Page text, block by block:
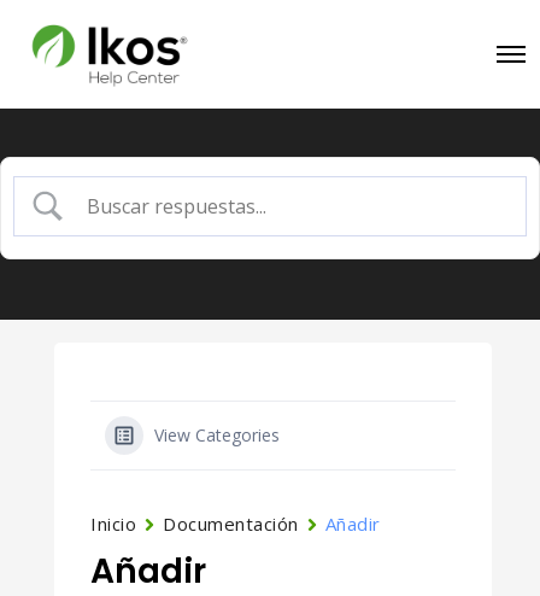
View Categories
Inicio Documentación Añadir
Añadir